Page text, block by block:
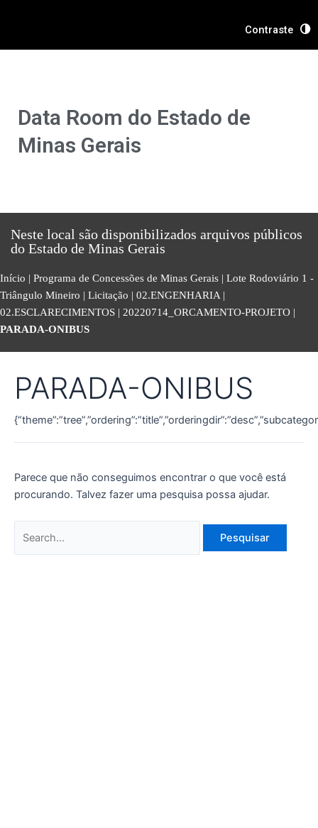
Contraste
Data Room do Estado de
Minas Gerais
Neste local são disponibilizados arquivos públicos
do Estado de Minas Gerais
Início | Programa de Concessões de Minas Gerais | Lote Rodoviário 1 -
Triângulo Mineiro | Licitação | 02.ENGENHARIA |
02.ESCLARECIMENTOS | 20220714_ORCAMENTO-PROJETO |
PARADA-ONIBUS
PARADA-ONIBUS
Parece que não conseguimos encontrar o que você está
procurando. Talvez fazer uma pesquisa possa ajudar.